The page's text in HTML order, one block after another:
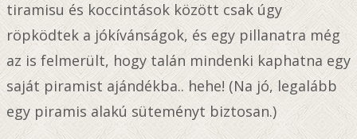
tiramisu és koccintások között csak úgy
röpködtek a jókívánságok, és egy pillanatra még
az is felmerült, hogy talán mindenki kaphatna egy
saját piramist ajándékba.. hehe! (Na jó, legalább
egy piramis alakú süteményt biztosan.)